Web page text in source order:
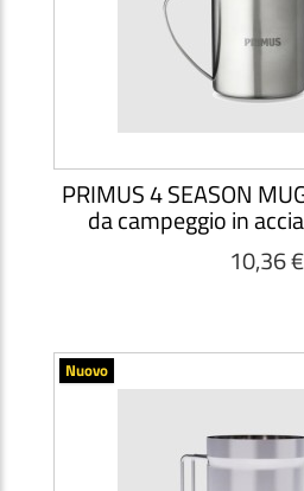
PRIMUS 4 SEASON
da campeggio in
10,36 €
Nuovo